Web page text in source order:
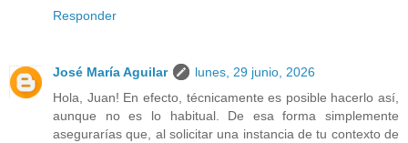
Responder
José María Aguilar
lunes, 29 junio, 2026
Hola, Juan! En efecto, técnicamente es posible hacerlo así,
aunque no es lo habitual. De esa forma simplemente
asegurarías que, al solicitar una instancia de tu contexto de